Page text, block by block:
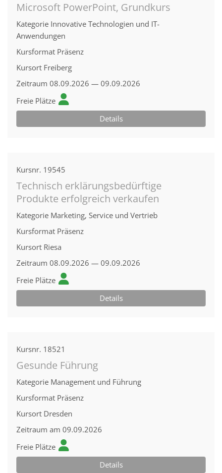
Microsoft PowerPoint, Grundkurs
Kategorie Innovative Technologien und IT-
Anwendungen
Kursformat Präsenz
Kursort Freiberg
Zeitraum 08.09.2026 — 09.09.2026
Freie Plätze
Details
Kursnr. 19545
Technisch erklärungsbedürftige
Produkte erfolgreich verkaufen
Kategorie Marketing, Service und Vertrieb
Kursformat Präsenz
Kursort Riesa
Zeitraum 08.09.2026 — 09.09.2026
Freie Plätze
Details
Kursnr. 18521
Gesunde Führung
Kategorie Management und Führung
Kursformat Präsenz
Kursort Dresden
Zeitraum am 09.09.2026
Freie Plätze
Details